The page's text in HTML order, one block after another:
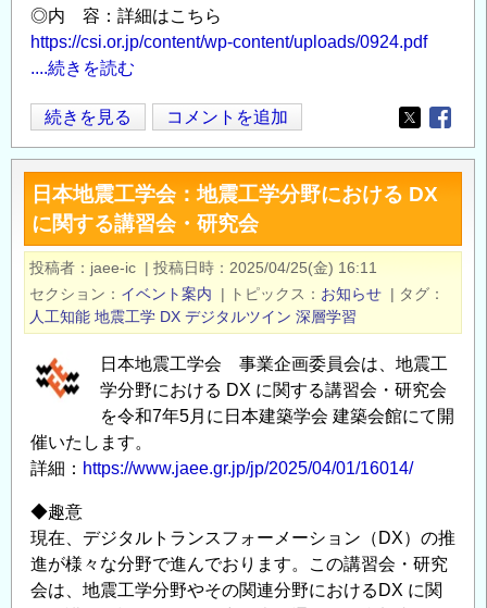
◎内 容：詳細はこちら
https://csi.or.jp/content/wp-content/uploads/0924.pdf
....続きを読む
第
21
回
ジ
オ
テ
ク
講
演
会
（空
調
査・
盤
探
査・
続きを見る コメントを追加
Opens in
日本地震工学会：地震工学分野における DX
に関する講習会・研究会
投稿者 jaee-ic | 投稿日時
2025/04/25(金) 16:11
セクション
イベント案内 | トピックス お知らせ | タグ
人工知能 地震工学 DX デジタルツイン 深層学習
日本地震工学会 事業企画委員会は、地震工
学分野における DX に関する講習会・研究会
を令和7年5月に日本建築学会 建築会館にて開
催いたします。
詳細： https://www.jaee.gr.jp/jp/2025/04/01/16014/
◆趣意
現在、デジタルトランスフォーメーション（DX）の推
進が様々な分野で進んでおります。この講習会・研究
会は、地震工学分野やその関連分野におけるDX に関